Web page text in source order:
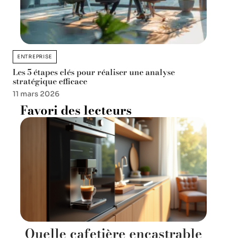
ENTREPRISE
Les 5 étapes clés pour réaliser une analyse
stratégique efficace
11 mars 2026
Favori des lecteurs
Quelle cafetière encastrable